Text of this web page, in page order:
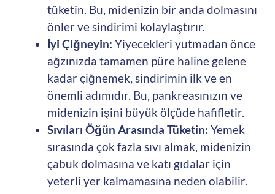
tüketin. Bu, midenizin bir anda dolmasını
önler ve sindirimi kolaylaştırır.
İyi Çiğneyin: Yiyecekleri yutmadan önce
ağzınızda tamamen püre haline gelene
kadar çiğnemek, sindirimin ilk ve en
önemli adımıdır. Bu, pankreasınızın ve
midenizin işini büyük ölçüde hafifletir.
Sıvıları Öğün Arasında Tüketin: Yemek
sırasında çok fazla sıvı almak, midenizin
çabuk dolmasına ve katı gıdalar için
yeterli yer kalmamasına neden olabilir.